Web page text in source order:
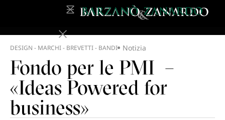
DESIGN - MARCHI - BREVETTI - BANDI Notizia
Fondo per le PMI –
«Ideas Powered for
business»